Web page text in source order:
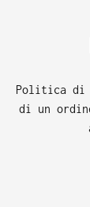
Politica di
di un